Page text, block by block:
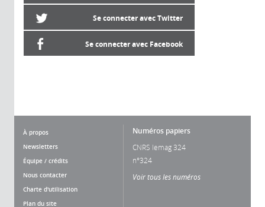
Se connecter avec Twitter
Se connecter avec Facebook
À propos
Newsletters
Équipe / crédits
Nous contacter
Charte d'utilisation
Plan du site
Numéros papiers
CNRS lemag 324
n°324
Voir tous les numéros